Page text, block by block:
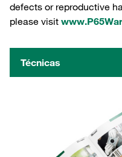
defects or reproductive
please visit
Técnicas